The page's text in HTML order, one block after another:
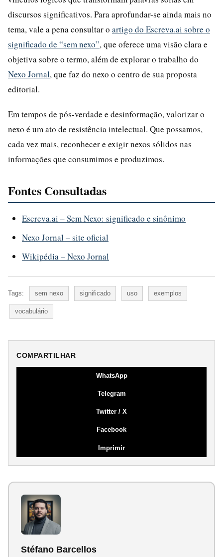
discursos significativos. Para aprofundar-se ainda mais no
tema, vale a pena consultar o artigo do Escreva.ai sobre o
significado de “sem nexo”, que oferece uma visão clara e
objetiva sobre o termo, além de explorar o trabalho do
Nexo Jornal, que faz do nexo o centro de sua proposta
editorial.
Em tempos de pós-verdade e desinformação, valorizar o
nexo é um ato de resistência intelectual. Que possamos,
cada vez mais, reconhecer e exigir nexos sólidos nas
informações que consumimos e produzimos.
Fontes Consultadas
Escreva.ai – Sem Nexo: significado e sinônimo
Nexo Jornal – site oficial
Wikipédia – Nexo Jornal
Tags: sem nexo significado uso exemplos
vocabulário
COMPARTILHAR
WhatsApp
Telegram
Twitter / X
Facebook
Imprimir
Stéfano Barcellos